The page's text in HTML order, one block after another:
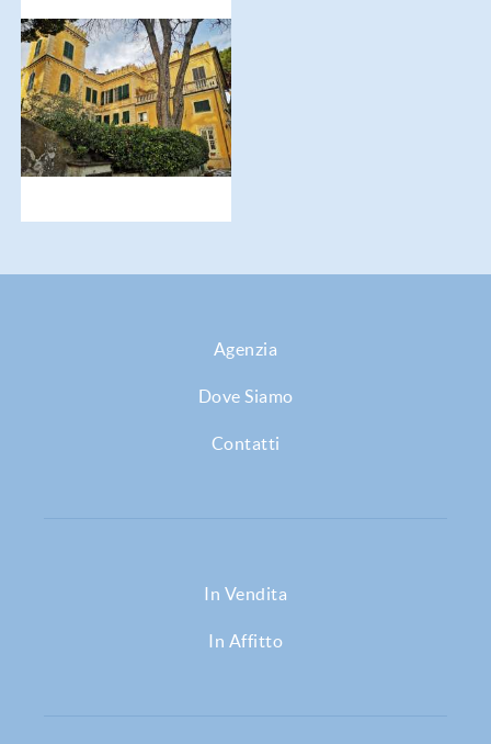
Agenzia
Dove Siamo
Contatti
In Vendita
In Affitto